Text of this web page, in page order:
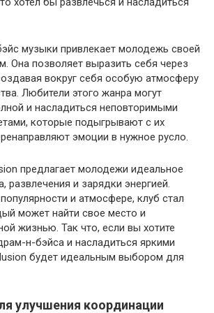
музыки привлекает молодежь своей
Она позволяет выразить себя через
вокруг себя особую атмосферу
Любители этого жанра могут
и насладиться неповторимыми
которые подыгрывают с их
эмоции в нужное русло.
предлагает молодежи идеальное
развлечения и зарядки энергией.
и атмосфере, клуб стал
может найти свое место и
жизнью. Так что, если вы хотите
н-бэйса и насладиться яркими
будет идеальным выбором для
улучшения координации